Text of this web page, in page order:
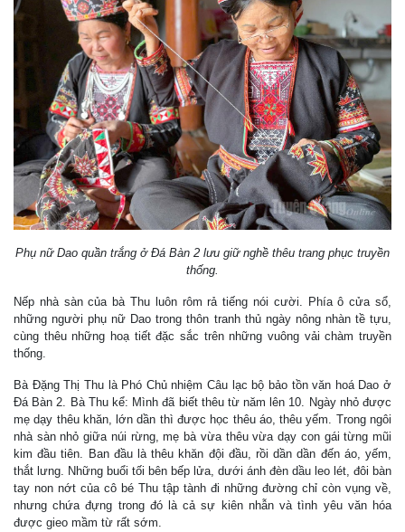
Phụ nữ Dao quần trắng ở Đá Bàn 2 lưu giữ nghề thêu trang phục truyền
thống.
Nếp nhà sàn của bà Thu luôn rôm rả tiếng nói cười. Phía ô cửa sổ,
những người phụ nữ Dao trong thôn tranh thủ ngày nông nhàn tề tựu,
cùng thêu những hoạ tiết đặc sắc trên những vuông vải chàm truyền
thống.
Bà Đặng Thị Thu là Phó Chủ nhiệm Câu lạc bộ bảo tồn văn hoá Dao ở
Đá Bàn 2. Bà Thu kể: Mình đã biết thêu từ năm lên 10. Ngày nhỏ được
mẹ dạy thêu khăn, lớn dần thì được học thêu áo, thêu yếm. Trong ngôi
nhà sàn nhỏ giữa núi rừng, mẹ bà vừa thêu vừa dạy con gái từng mũi
kim đầu tiên. Ban đầu là thêu khăn đội đầu, rồi dần dần đến áo, yếm,
thắt lưng. Những buổi tối bên bếp lửa, dưới ánh đèn dầu leo lét, đôi bàn
tay non nớt của cô bé Thu tập tành đi những đường chỉ còn vụng về,
nhưng chứa đựng trong đó là cả sự kiên nhẫn và tình yêu văn hóa
được gieo mầm từ rất sớm.